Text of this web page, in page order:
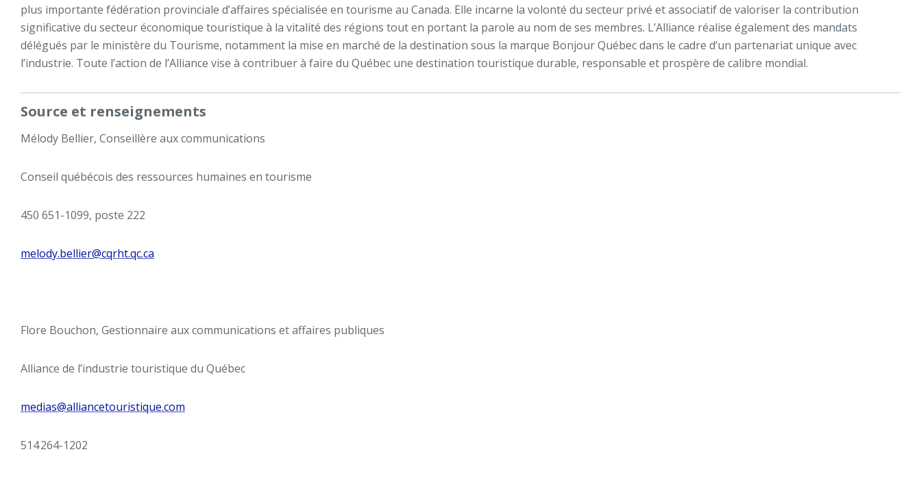
plus importante fédération provinciale d’affaires spécialisée en tourisme au Canada. Elle incarne la volonté du secteur privé et associatif de valoriser la contribution
significative du secteur économique touristique à la vitalité des régions tout en portant la parole au nom de ses membres. L’Alliance réalise également des mandats
délégués par le ministère du Tourisme, notamment la mise en marché de la destination sous la marque Bonjour Québec dans le cadre d’un partenariat unique avec
l’industrie. Toute l’action de l’Alliance vise à contribuer à faire du Québec une destination touristique durable, responsable et prospère de calibre mondial.
Source et renseignements
Mélody Bellier, Conseillère aux communications
Conseil québécois des ressources humaines en tourisme
450 651-1099, poste 222
melody.bellier@cqrht.qc.ca
Flore Bouchon, Gestionnaire aux communications et affaires publiques
Alliance de l’industrie touristique du Québec
medias@alliancetouristique.com
514 264-1202